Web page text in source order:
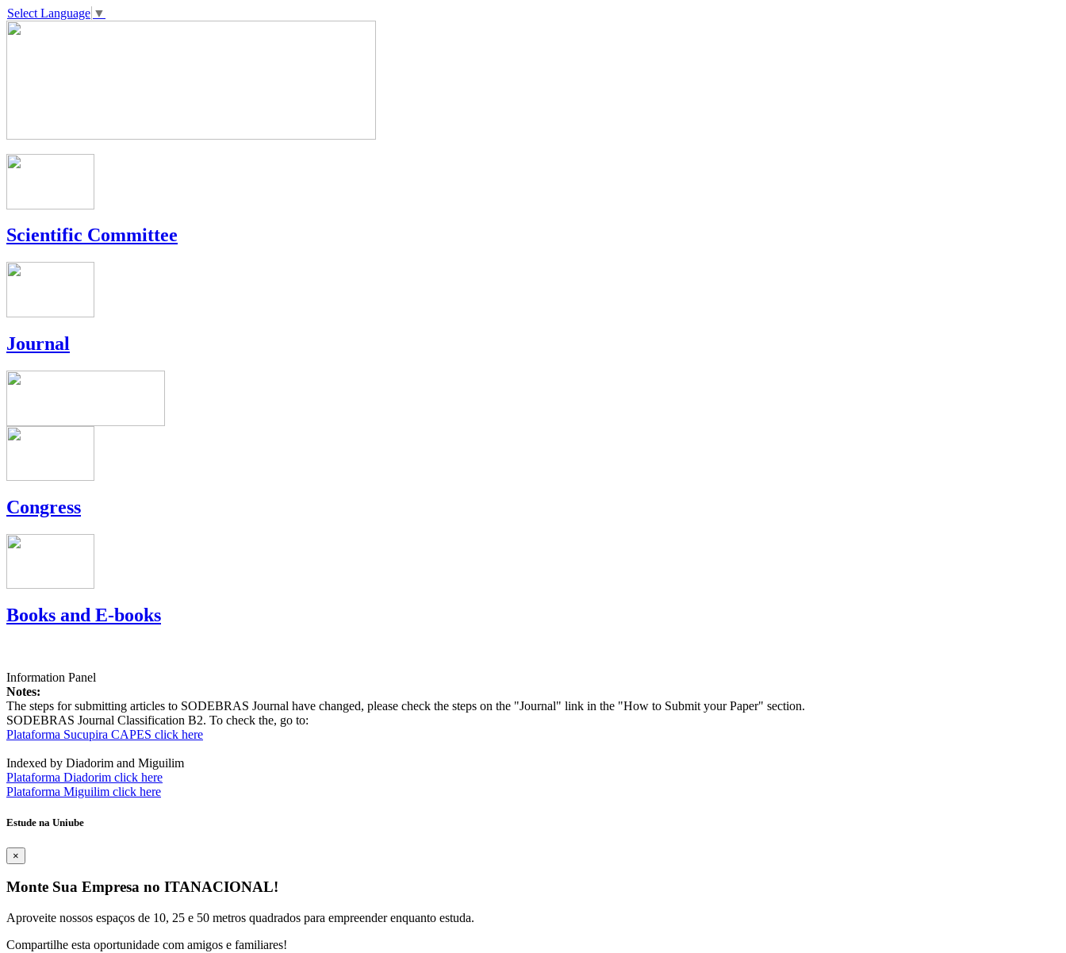
Select Language ▼
Scientific Committee
Journal
Congress
Books and E-books
Information Panel
Notes:
The steps for submitting articles to SODEBRAS Journal have changed, please check the steps on the "Journal" link in the "How to Submit your Paper" section.
SODEBRAS Journal Classification B2. To check the, go to:
Plataforma Sucupira CAPES click here
Indexed by Diadorim and Miguilim
Plataforma Diadorim click here
Plataforma Miguilim click here
Estude na Uniube
×
Monte Sua Empresa no ITANACIONAL!
Aproveite nossos espaços de 10, 25 e 50 metros quadrados para empreender enquanto estuda.
Compartilhe esta oportunidade com amigos e familiares!